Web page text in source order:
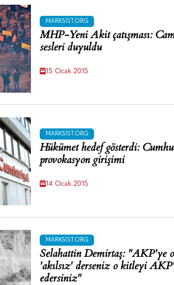
MARKSIST.ORG
MHP-Yeni Akit çatışması:
sesleri duyuldu
15 Ocak 2015
MARKSIST.ORG
Hükümet hedef gösterdi:
provokasyon girişimi
14 Ocak 2015
MARKSIST.ORG
Selahattin Demirtaş: "AKP'ye
'akılsız' derseniz o kitleyi
edersiniz"